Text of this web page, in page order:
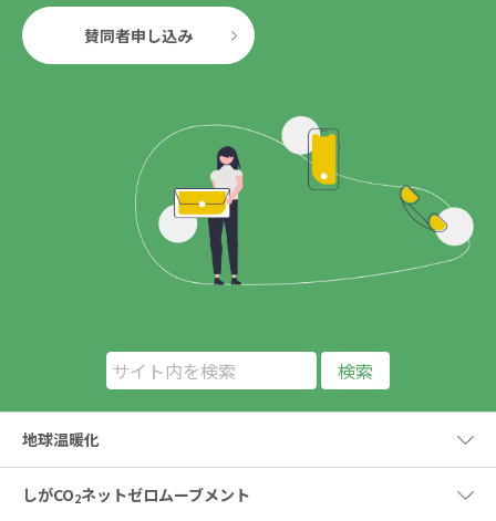
賛同者申し込み
地球温暖化
しがCO2ネットゼロムーブメント